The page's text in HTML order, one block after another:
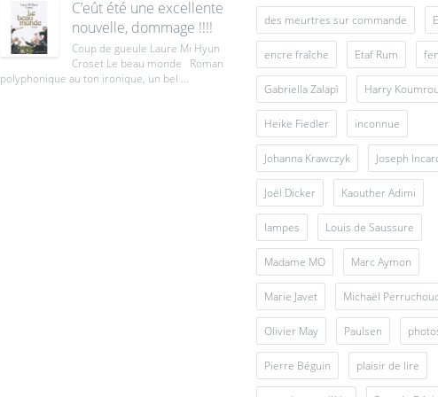
C’eût été une excellente
nouvelle, dommage !!!!
Coup de gueule Laure Mi Hyun
Croset Le beau monde Roman
polyphonique au ton ironique, un bel ...
des meurtres sur commande
encre fraîche Etaf Rum
Gabriella Zalapì Harry
Heike Fiedler inconnue
Johanna Krawczyk Joseph
Joël Dicker Kaouther Adimi
lampes Louis de Saussure
Madame MO Marc Aymon
Marie Javet Michaël
Olivier May Paulsen
Pierre Béguin plaisir de lire